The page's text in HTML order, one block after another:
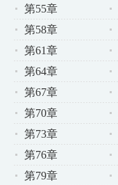
第55章
第58章
第61章
第64章
第67章
第70章
第73章
第76章
第79章